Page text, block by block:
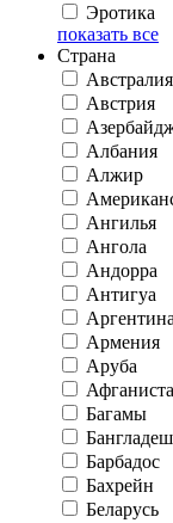
Эротика
показать все
Страна
Австралия
Австрия
Албания
Алжир
Ангилья
Ангола
Андорра
Антигуа
Аргентина
Армения
Аруба
Багамы
Бангладеш
Барбадос
Бахрейн
Беларусь